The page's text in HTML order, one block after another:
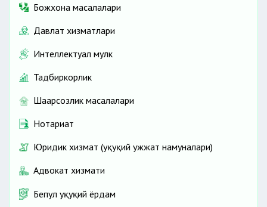
Божхона масалалари
Давлат хизматлари
Интеллектуал мулк
Тадбиркорлик
Шаҳарсозлик масалалари
Нотариат
Юридик хизмат (ҳуқуқий ҳужжат намуналари)
Адвокат хизмати
Бепул ҳуқуқий ёрдам